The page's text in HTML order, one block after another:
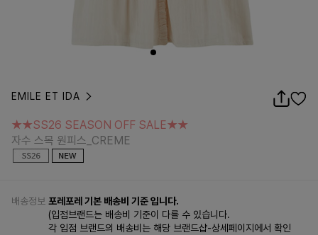
EMILE ET IDA
자수 스목 원피스_CREME
★★SS26 SEASON OFF SALE★★
자수 스목 원피스_CREME
배송정보 포레포레 기본 배송비 기준 입니다.
(입점브랜드는 배송비 기준이 다를 수 있습니다.
각 입점 브랜드의 배송비는 해당 브랜드샵-상세페이지에서 확인